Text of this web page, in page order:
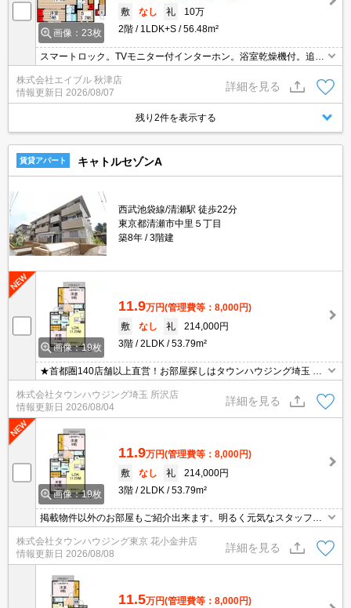
画像：23枚
敷
なし 礼
10万
2階
1LDK+S 56.48m²
スマートロック。TVモニター付インターホン。浴室乾燥機付。追い
焚き付き。システムキッチン。インターネット無料。シャワー付独
立洗面台。納戸3.2帖付。詳細はお問い合わせください。退去時の清
掃費実費。
株式会社エイブル 秋津店
情報更新日 2026/08/07
詳細を見る
残り2件を表示する
賃貸アパート キャトルセゾンA
西武池袋線/清瀬駅 徒歩22分
東京都清瀬市中里５丁目
築8年
3階建
画像：19枚
11.9万円(管理費等：8,000円)
敷
なし 礼
214,000円
3階
2LDK 53.79m²
★首都圏140店舗以上直営！お部屋探しはタウンハウジング埼玉 所
沢店へ★
株式会社タウンハウジング埼玉 所沢店
情報更新日 2026/08/04
詳細を見る
画像：19枚
11.9万円(管理費等：8,000円)
敷
なし 礼
214,000円
3階
2LDK 53.79m²
掲載物件以外のお部屋もご紹介出来ます。明るく元気なスタッフが
丁寧にご対応させていただきます。オンラインで見学・接客可能で
す！お気軽にお問い合わせ下さい☆★
株式会社タウンハウジング東京 花小金井店
情報更新日 2026/08/08
詳細を見る
11.5万円(管理費等：8,000円)